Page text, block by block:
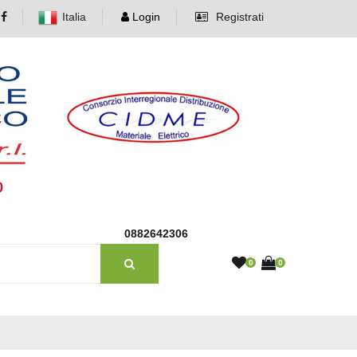
Italia Login Registrati
0882642306
0 0